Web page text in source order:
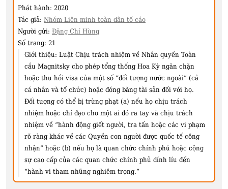
Phát hành: 2020
Tác giả: Nhóm Liên minh toàn dân tố cáo
Người gửi: Đặng Chí Hùng
Số trang: 21
Giới thiệu: Luật Chịu trách nhiệm về Nhân quyền Toàn
cầu Magnitsky cho phép tổng thống Hoa Kỳ ngăn chặn
hoặc thu hồi visa của một số “đối tượng nước ngoài” (cả
cá nhân và tổ chức) hoặc đóng băng tài sản đối với họ.
Đối tượng có thể bị trừng phạt (a) nếu họ chịu trách
nhiệm hoặc chỉ đạo cho một ai đó ra tay và chịu trách
nhiệm về “hành động giết người, tra tấn hoặc các vi phạm
rõ ràng khác về các Quyền con người được quốc tế công
nhận” hoặc (b) nếu họ là quan chức chính phủ hoặc cộng
sự cao cấp của các quan chức chính phủ dính líu đến
“hành vi tham nhũng nghiêm trọng.”